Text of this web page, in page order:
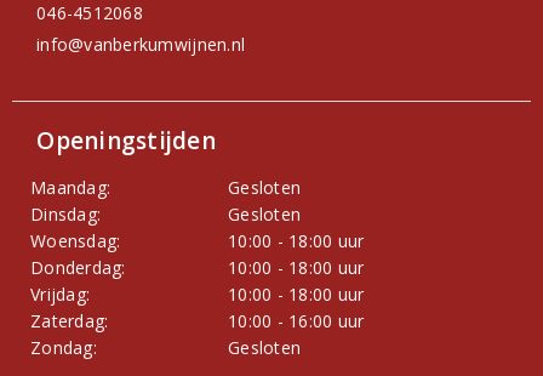
046-4512068
info@vanberkumwijnen.nl
Openingstijden
Maandag:
Gesloten
Dinsdag:
Gesloten
Woensdag:
10:00 - 18:00 uur
Donderdag:
10:00 - 18:00 uur
Vrijdag:
10:00 - 18:00 uur
Zaterdag:
10:00 - 16:00 uur
Zondag:
Gesloten